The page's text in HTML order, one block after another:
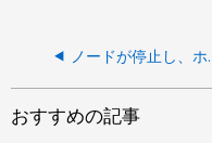
ノードが停止
おすすめの記事